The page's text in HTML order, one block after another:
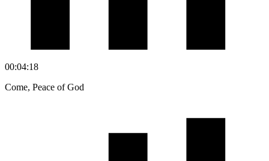
00:04:18
Come, Peace of God